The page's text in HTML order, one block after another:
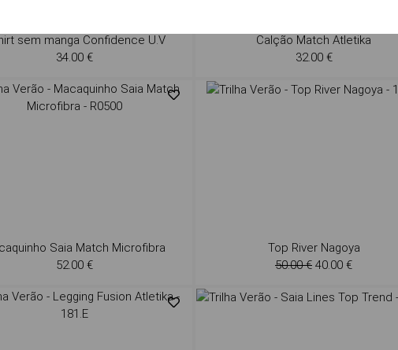
sem manga Confidence U.V
34.00 €
Calção Match Atletika
32.00 €
Saia Match Microfibra
52.00 €
Top River Nagoya
50.00 € 40.00 €